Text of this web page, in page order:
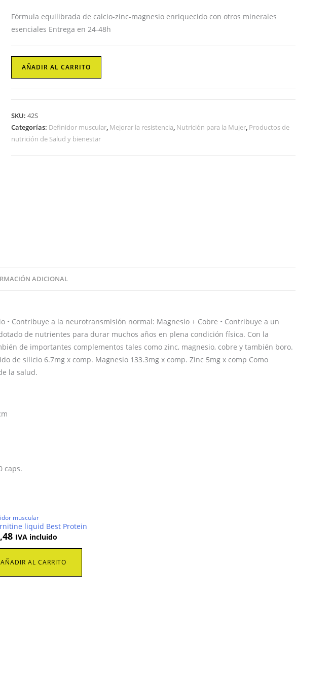
Fórmula equilibrada de calcio-zinc-magnesio enriquecido con otros minerales
esenciales Entrega en 24-48h
Minerales
+
MAGNESIUM
Biotech
AÑADIR AL CARRITO
SKU: 42S
Categorías: Definidor muscular, Mejorar la resistencia, Nutrición para la Mujer, Productos de
nutrición de Salud y bienestar
ADICIONAL
Contribuye a la neurotransmisión normal: Magnesio + Cobre • Contribuye a un
de nutrientes para durar muchos años en plena condición física. Con la
de importantes complementos tales como zinc, magnesio, cobre y también boro.
de silicio 6.7mg x comp. Magnesio 133.3mg x comp. Zinc 5mg x comp Como
la salud.
caps.
muscular
liquid Best Protein
IVA incluido
AÑADIR AL CARRITO